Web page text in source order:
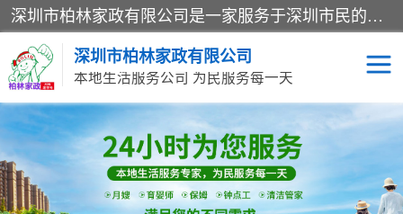
深圳市柏林家政有限公司是一家服务于深圳市民的专业家政公司。致力于为客户提供高质量、多维度的家庭服务，包括养老、母婴、月嫂育婴早教、康复理疗、家电清洗和保洁等方面的专业服务。
深圳市柏林家政有限公司
本地生活服务公司 为民服务每一天
家居保洁 护工月嫂
家庭保姆 家政服务